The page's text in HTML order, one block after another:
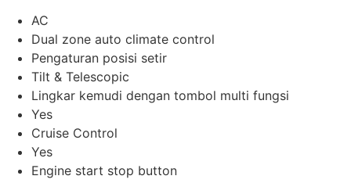
AC
Dual zone auto climate control
Pengaturan posisi setir
Tilt & Telescopic
Lingkar kemudi dengan tombol multi fungsi
Yes
Cruise Control
Yes
Engine start stop button